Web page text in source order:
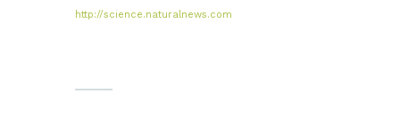
http://science.naturalnews.com